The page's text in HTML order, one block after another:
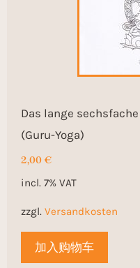
Das lange
(Guru-Yoga)
2,00€
incl. 7% VAT
zzgl. Versandkosten
加入购物车